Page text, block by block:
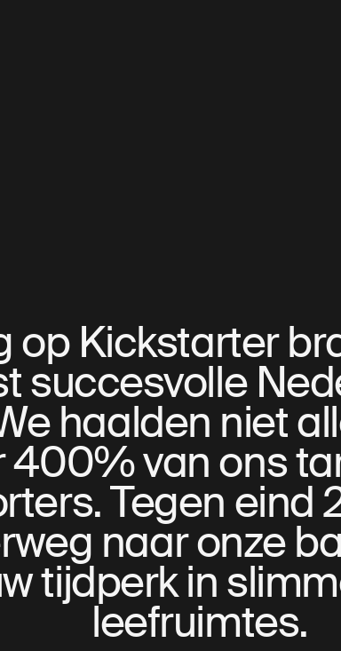
op Kickstarter
succesvolle
haalden niet
400% van ons
Tegen eind
naar onze
tijdperk in
leefruimtes.